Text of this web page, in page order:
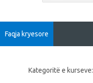
Faqja kryesore
Kategoritë e kurseve: